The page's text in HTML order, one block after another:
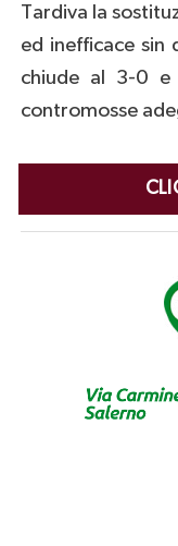
Tardiva la
ed inefficace sin
chiude al 3-0 e
contromosse